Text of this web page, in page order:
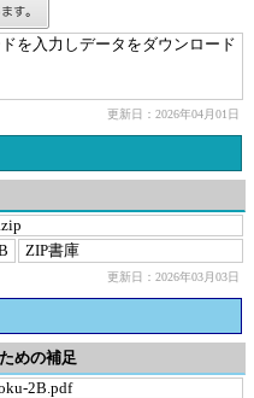
を入力しデータをダウンロード
更新日：2026年04月01日
ZIP書庫
更新日：2026年03月03日
めの補足
2B.pdf